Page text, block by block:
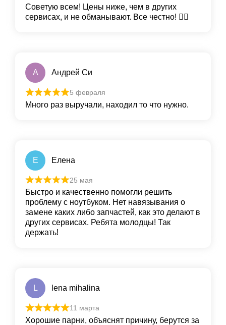
Советую всем! Цены ниже, чем в других
сервисах, и не обманывают. Все честно! 👍🏻
А Андрей Си
5 февраля
Много раз выручали, находил то что нужно.
Е Елена
25 мая
Быстро и качественно помогли решить
проблему с ноутбуком. Нет навязывания о
замене каких либо запчастей, как это делают в
других сервисах. Ребята молодцы! Так
держать!
L lena mihalina
11 марта
Хорошие парни, объяснят причину, берутся за